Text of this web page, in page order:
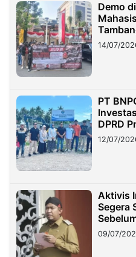
Demo
14/07/
PT
DPRD
12/07/
Aktivis
Segera
Longsor
09/07/